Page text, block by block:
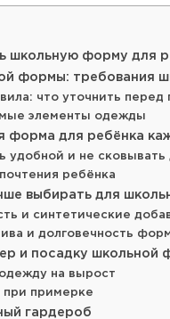
школьную форму для
формы: требования
что уточнить перед
элементы одежды
форма для ребёнка
удобной и не сковывать
ребёнка
выбирать для
и синтетические
и долговечность
и посадку школьной
на вырост
при примерке
гардероб